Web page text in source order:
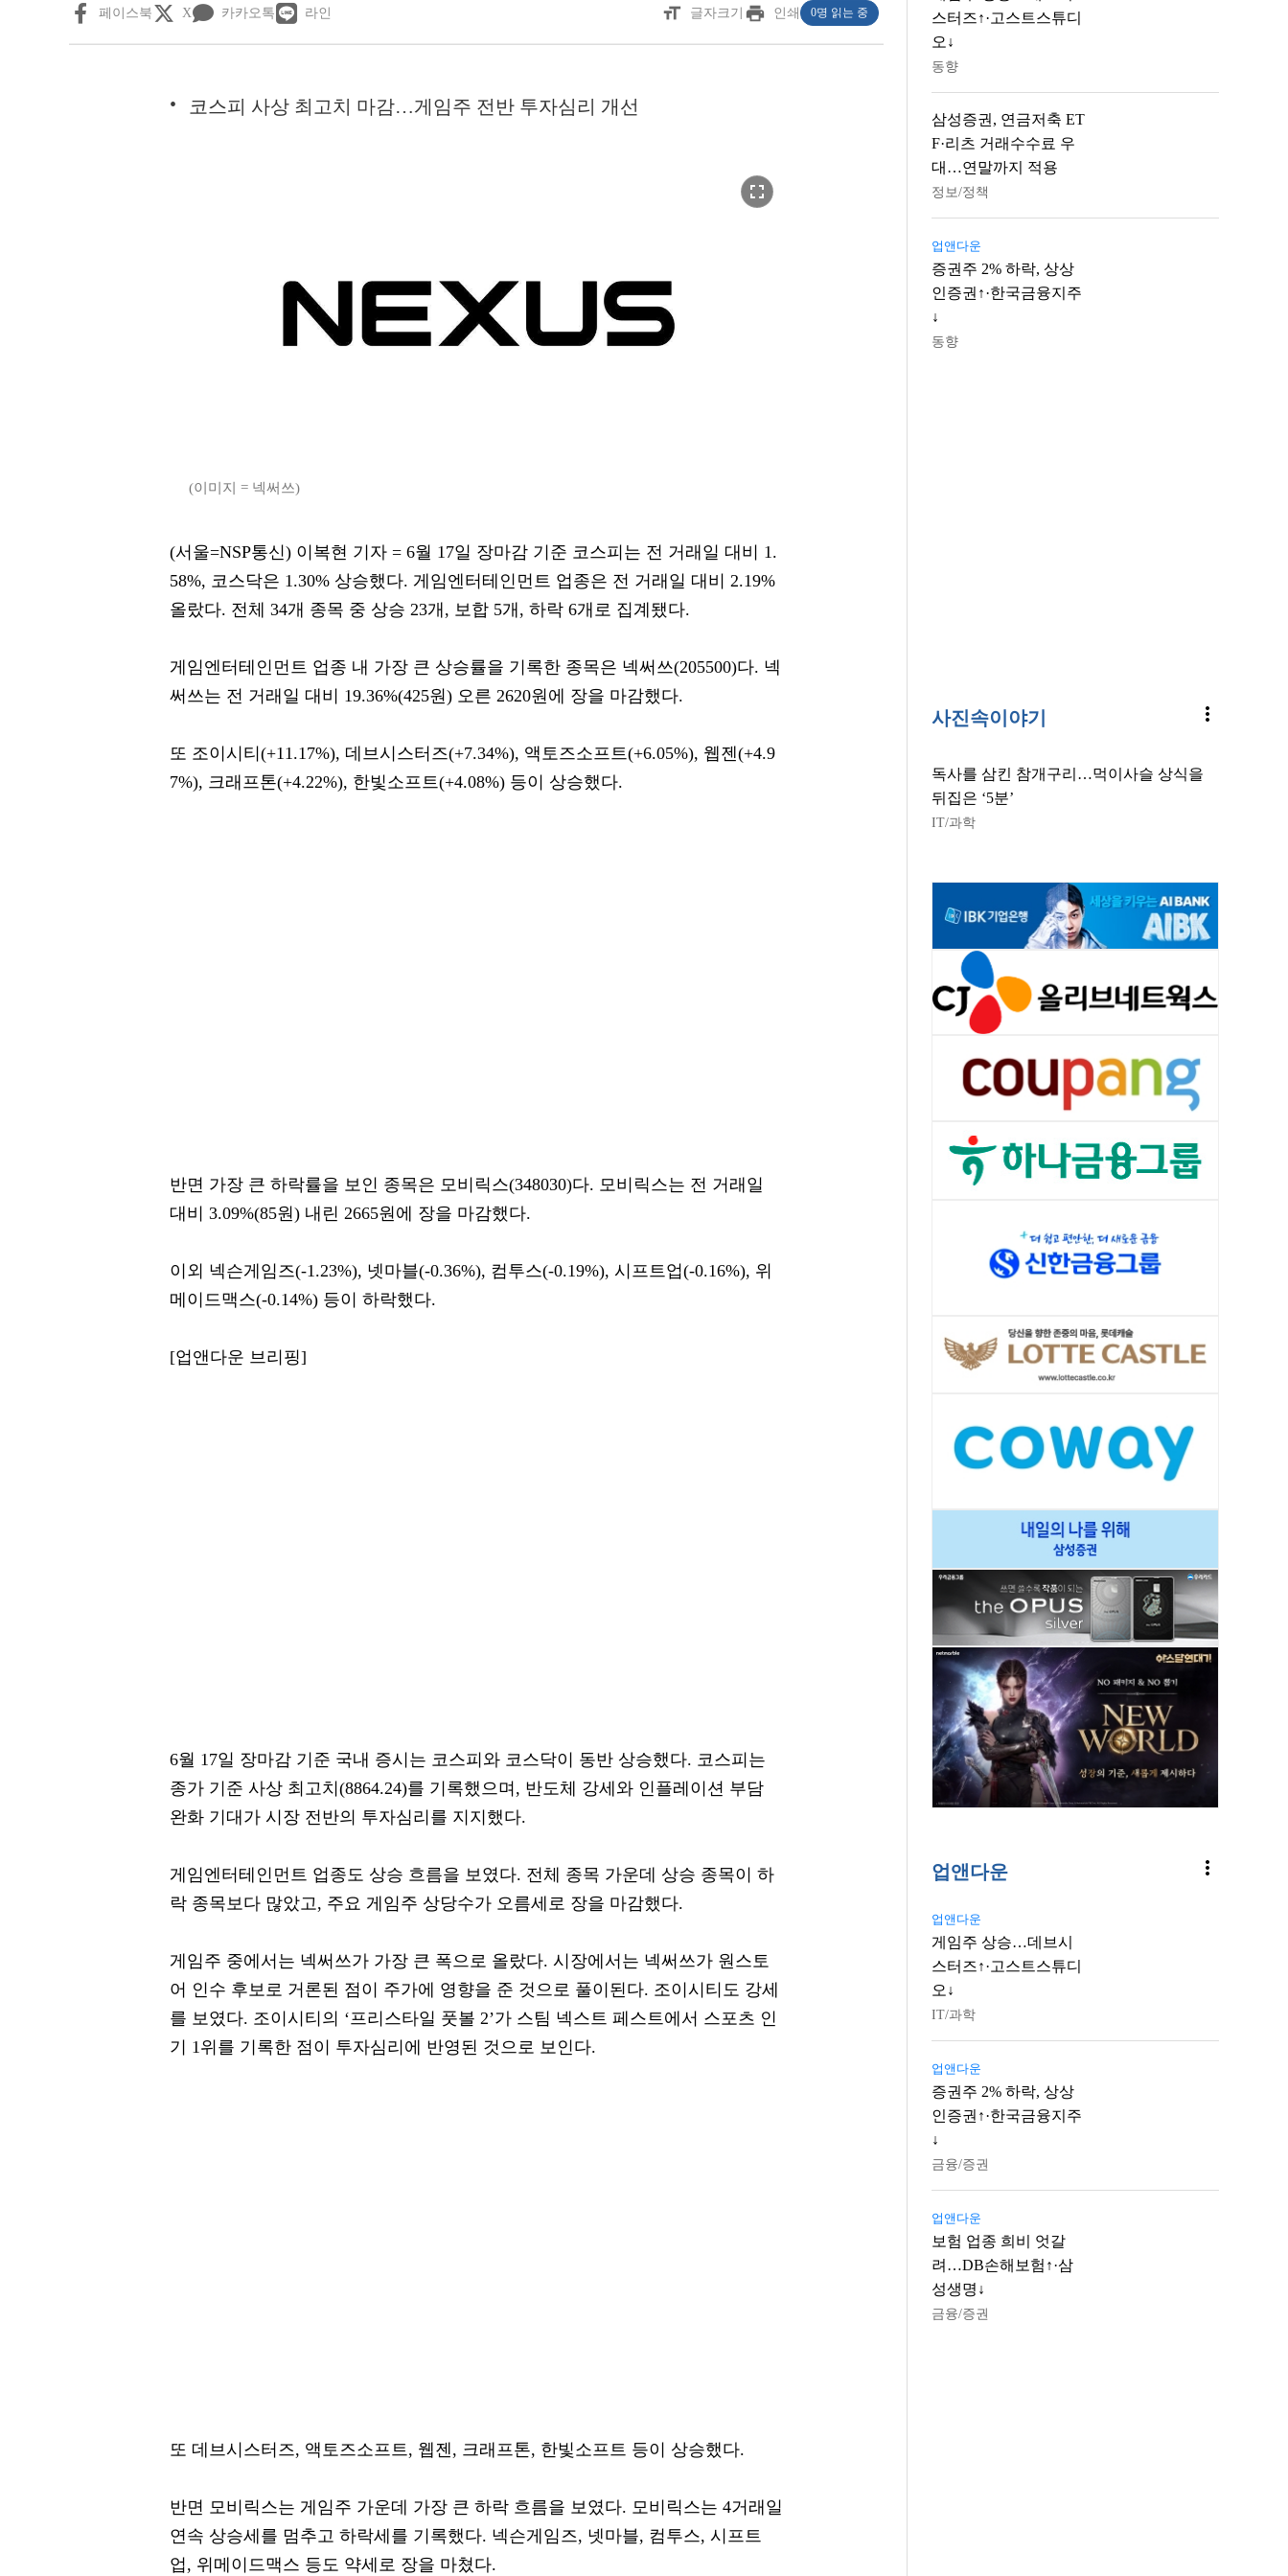
페이스북 X 카카오톡 라인 format_size 글자크기 print 인쇄 0명 읽는 중
코스피 사상 최고치 마감…게임주 전반 투자심리 개선
fullscreen
(이미지 = 넥써쓰)
(서울=NSP통신) 이복현 기자 = 6월 17일 장마감 기준 코스피는 전 거래일 대비 1.
58%, 코스닥은 1.30% 상승했다. 게임엔터테인먼트 업종은 전 거래일 대비 2.19%
올랐다. 전체 34개 종목 중 상승 23개, 보합 5개, 하락 6개로 집계됐다.
게임엔터테인먼트 업종 내 가장 큰 상승률을 기록한 종목은 넥써쓰(205500)다. 넥
써쓰는 전 거래일 대비 19.36%(425원) 오른 2620원에 장을 마감했다.
또 조이시티(+11.17%), 데브시스터즈(+7.34%), 액토즈소프트(+6.05%), 웹젠(+4.9
7%), 크래프톤(+4.22%), 한빛소프트(+4.08%) 등이 상승했다.
반면 가장 큰 하락률을 보인 종목은 모비릭스(348030)다. 모비릭스는 전 거래일
대비 3.09%(85원) 내린 2665원에 장을 마감했다.
이외 넥슨게임즈(-1.23%), 넷마블(-0.36%), 컴투스(-0.19%), 시프트업(-0.16%), 위
메이드맥스(-0.14%) 등이 하락했다.
[업앤다운 브리핑]
6월 17일 장마감 기준 국내 증시는 코스피와 코스닥이 동반 상승했다. 코스피는
종가 기준 사상 최고치(8864.24)를 기록했으며, 반도체 강세와 인플레이션 부담
완화 기대가 시장 전반의 투자심리를 지지했다.
게임엔터테인먼트 업종도 상승 흐름을 보였다. 전체 종목 가운데 상승 종목이 하
락 종목보다 많았고, 주요 게임주 상당수가 오름세로 장을 마감했다.
게임주 중에서는 넥써쓰가 가장 큰 폭으로 올랐다. 시장에서는 넥써쓰가 원스토
어 인수 후보로 거론된 점이 주가에 영향을 준 것으로 풀이된다. 조이시티도 강세
를 보였다. 조이시티의 ‘프리스타일 풋볼 2’가 스팀 넥스트 페스트에서 스포츠 인
기 1위를 기록한 점이 투자심리에 반영된 것으로 보인다.
또 데브시스터즈, 액토즈소프트, 웹젠, 크래프톤, 한빛소프트 등이 상승했다.
반면 모비릭스는 게임주 가운데 가장 큰 하락 흐름을 보였다. 모비릭스는 4거래일
연속 상승세를 멈추고 하락세를 기록했다. 넥슨게임즈, 넷마블, 컴투스, 시프트
업, 위메이드맥스 등도 약세로 장을 마쳤다.
스터즈↑·고스트스튜디
오↓
동향
삼성증권, 연금저축 ET
F·리츠 거래수수료 우
대…연말까지 적용
정보/정책
업앤다운
증권주 2% 하락, 상상
인증권↑·한국금융지주
↓
동향
사진속이야기 more_vert
독사를 삼킨 참개구리…먹이사슬 상식을
뒤집은 ‘5분’
IT/과학
업앤다운 more_vert
업앤다운
게임주 상승…데브시
스터즈↑·고스트스튜디
오↓
IT/과학
업앤다운
증권주 2% 하락, 상상
인증권↑·한국금융지주
↓
금융/증권
업앤다운
보험 업종 희비 엇갈
려…DB손해보험↑·삼
성생명↓
금융/증권